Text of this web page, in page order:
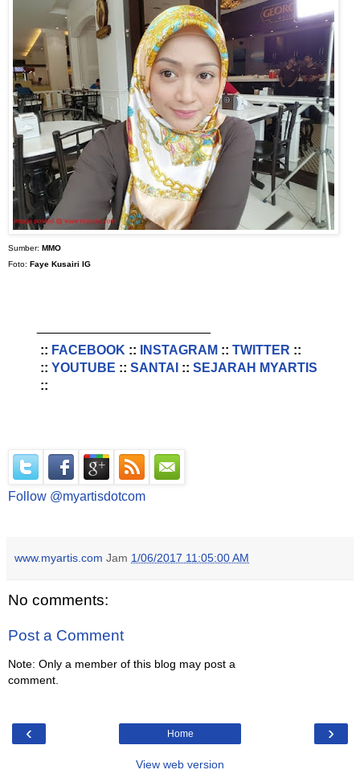
Sumber: MMO
Foto: Faye Kusairi IG
:: FACEBOOK :: INSTAGRAM :: TWITTER ::
:: YOUTUBE :: SANTAI :: SEJARAH MYARTIS
::
Follow @myartisdotcom
www.myartis.com Jam 1/06/2017 11:05:00 AM
No comments:
Post a Comment
Note: Only a member of this blog may post a
comment.
‹ ›
Home
View web version